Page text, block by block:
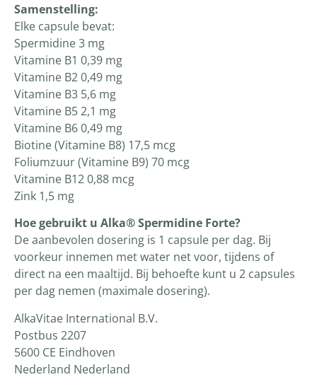
Samenstelling:
Elke capsule bevat:
Spermidine 3 mg
Vitamine B1 0,39 mg
Vitamine B2 0,49 mg
Vitamine B3 5,6 mg
Vitamine B5 2,1 mg
Vitamine B6 0,49 mg
Biotine (Vitamine B8) 17,5 mcg
Foliumzuur (Vitamine B9) 70 mcg
Vitamine B12 0,88 mcg
Zink 1,5 mg
Hoe gebruikt u Alka® Spermidine Forte?
De aanbevolen dosering is 1 capsule per dag. Bij
voorkeur innemen met water net voor, tijdens of
direct na een maaltijd. Bij behoefte kunt u 2 capsules
per dag nemen (maximale dosering).
AlkaVitae International B.V.
Postbus 2207
5600 CE Eindhoven
Nederland Nederland